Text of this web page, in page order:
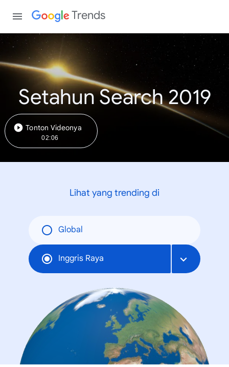
Trends
Setahun Search 2019
Tonton Videonya
02:06
Lihat yang trending di
Global
Inggris Raya